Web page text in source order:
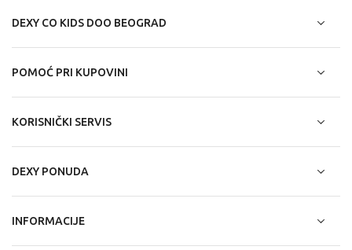
DEXY CO KIDS DOO BEOGRAD
POMOĆ PRI KUPOVINI
KORISNIČKI SERVIS
DEXY PONUDA
INFORMACIJE